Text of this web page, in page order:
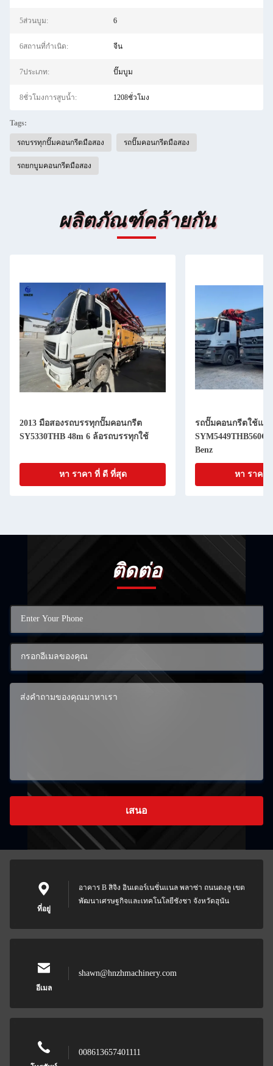
5ส่วนบูม: 6
6สถานที่กำเนิด: จีน
7ประเภท: ปั๊มบูม
8ชั่วโมงการสูบน้ำ: 1208ชั่วโมง
Tags:
รถบรรทุกปั๊มคอนกรีตมือสอง รถปั๊มคอนกรีตมือสอง
รถยกบูมคอนกรีตมือสอง
ผลิตภัณฑ์คล้ายกัน
2013 มือสองรถบรรทุกปั๊มคอนกรีต
SY5330THB 48m 6 ล้อรถบรรทุกใช้
หา ราคา ที่ ดี ที่สุด
รถปั๊มคอนกรีตใช้แล้
Benz
หา ราคา
ติดต่อ
เสนอ
ที่อยู่
อาคาร B สิจิง อินเตอร์เนชั่นแนล พลาซ่า ถนนดงลู เขต
พัฒนาเศรษฐกิจและเทคโนโลยีชังชา จังหวัดฮุนัน
อีเมล
shawn@hnzhmachinery.com
008613657401111